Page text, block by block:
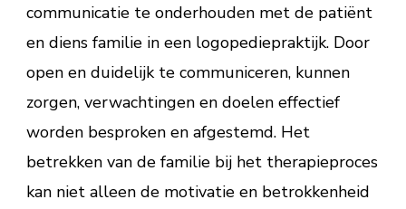
communicatie te onderhouden met de patiënt
en diens familie in een logopediepraktijk. Door
open en duidelijk te communiceren, kunnen
zorgen, verwachtingen en doelen effectief
worden besproken en afgestemd. Het
betrekken van de familie bij het therapieproces
kan niet alleen de motivatie en betrokkenheid